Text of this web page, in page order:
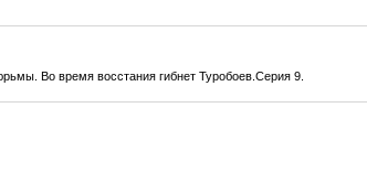
Во время восстания гибнет Туробоев.Серия 9.